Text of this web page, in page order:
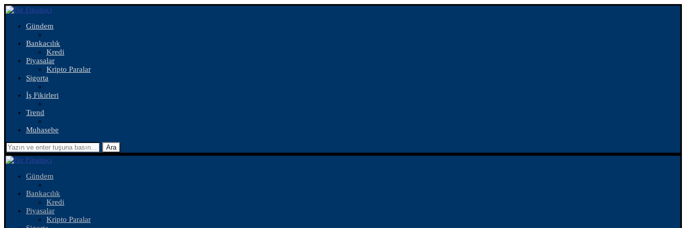
Gündem
Bankacılık
Kredi
Piyasalar
Kripto Paralar
Sigorta
İş Fikirleri
Trend
Muhasebe
Ara
Gündem
Bankacılık
Kredi
Piyasalar
Kripto Paralar